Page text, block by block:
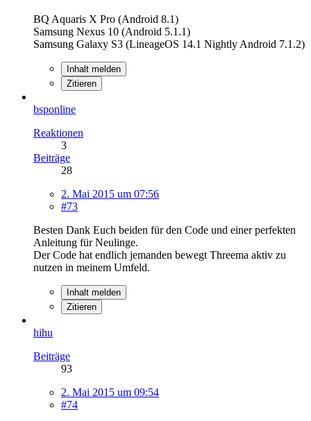
BQ Aquaris X Pro (Android 8.1)
Samsung Nexus 10 (Android 5.1.1)
Samsung Galaxy S3 (LineageOS 14.1 Nightly Android 7.1.2)
Inhalt melden
Zitieren
bsponline
Reaktionen
3
Beiträge
28
2. Mai 2015 um 07:56
#73
Besten Dank Euch beiden für den Code und einer perfekten
Anleitung für Neulinge.
Der Code hat endlich jemanden bewegt Threema aktiv zu
nutzen in meinem Umfeld.
Inhalt melden
Zitieren
hihu
Beiträge
93
2. Mai 2015 um 09:54
#74